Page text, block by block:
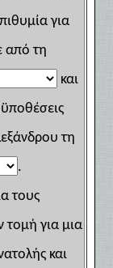
για
από τη
και
τη
.
τους
τομή για μια
και